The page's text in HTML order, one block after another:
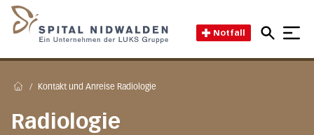
Notfall
/ Kontakt und Anreise Radiologie
Radiologie